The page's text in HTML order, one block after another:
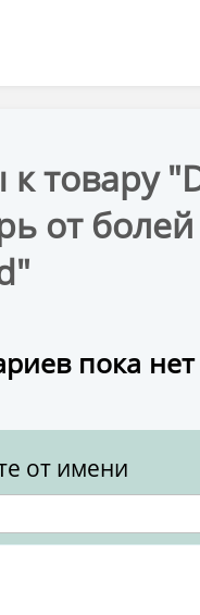
товару
от
пока нет
от имени